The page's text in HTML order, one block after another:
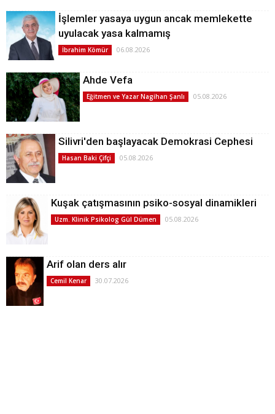
İşlemler yasaya uygun ancak memlekette
uyulacak yasa kalmamış
İbrahim Kömür 06.08.2026
Ahde Vefa
Eğitmen ve Yazar Nagihan Şanlı 05.08.2026
Silivri'den başlayacak Demokrasi Cephesi
Hasan Baki Çifçi 05.08.2026
Kuşak çatışmasının psiko-sosyal dinamikleri
Uzm. Klinik Psikolog Gül Dümen 05.08.2026
Arif olan ders alır
Cemil Kenar 30.07.2026